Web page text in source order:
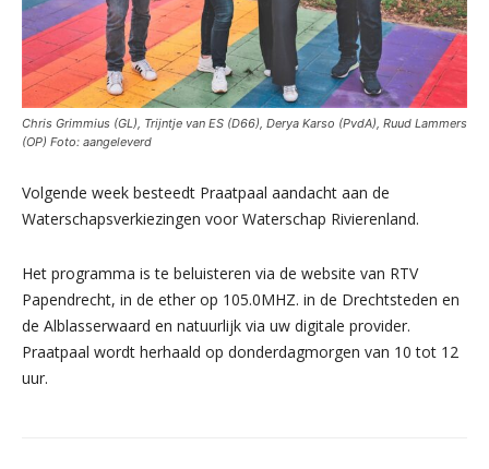
Chris Grimmius (GL), Trijntje van ES (D66), Derya Karso (PvdA), Ruud Lammers
(OP) Foto: aangeleverd
Volgende week besteedt Praatpaal aandacht aan de
Waterschapsverkiezingen voor Waterschap Rivierenland.
Het programma is te beluisteren via de website van RTV
Papendrecht, in de ether op 105.0MHZ. in de Drechtsteden en
de Alblasserwaard en natuurlijk via uw digitale provider.
Praatpaal wordt herhaald op donderdagmorgen van 10 tot 12
uur.